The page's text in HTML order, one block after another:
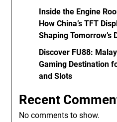
Inside the Engine
How China’s TFT
Shaping Tomorrow’s
Discover FU88:
Gaming Destination
and Slots
Recent
No comments to show.